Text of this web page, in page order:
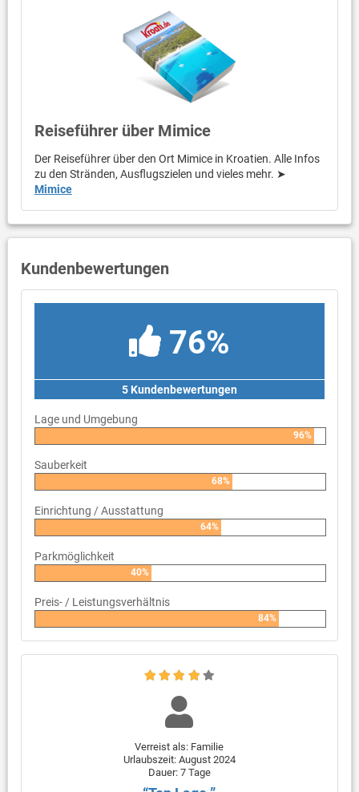
Reiseführer über Mimice
Der Reiseführer über den Ort Mimice in Kroatien. Alle Infos
zu den Stränden, Ausflugszielen und vieles mehr. ➤
Mimice
Kundenbewertungen
76%
5 Kundenbewertungen
Lage und Umgebung
96%
Sauberkeit
68%
Einrichtung / Ausstattung
64%
Parkmöglichkeit
40%
Preis- / Leistungsverhältnis
84%
Verreist als: Familie
Urlaubszeit: August 2024
Dauer: 7 Tage